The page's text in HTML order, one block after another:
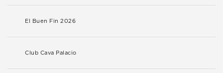
El Buen Fin 2026
Club Cava Palacio